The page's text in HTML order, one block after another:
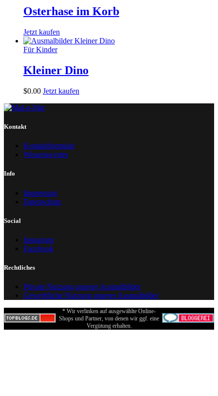
Osterhase im Korb
Jetzt kaufen
Für Kinder
Kleiner Dino
$0.00 Jetzt kaufen
Kontakt
Kontaktformular
Wissenswertes
Info
Impressum
Datenschutz
Social
Instagram
Facebook
Rechtliches
Private Nutzung unserer Ausmalbilder
Gewerbliche Nutzung unserer Ausmalbilder
* Wir verlinken auf ausgewählte Online-
Shops und Partner, von denen wir ggf. eine
Vergütung erhalten.